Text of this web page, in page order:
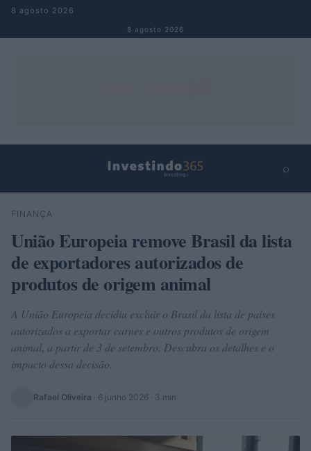
Pular para o conteúdo
8 agosto 2026
8 agosto 2026
⌕
Buscar
FINANÇA
União Europeia remove Brasil da lista
de exportadores autorizados de
produtos de origem animal
A União Europeia decidiu excluir o Brasil da lista de países
autorizados a exportar carnes e outros produtos de origem
animal, a partir de 3 de setembro. Descubra os detalhes e o
impacto dessa decisão.
Rafael Oliveira · 6 junho 2026 · 3 min